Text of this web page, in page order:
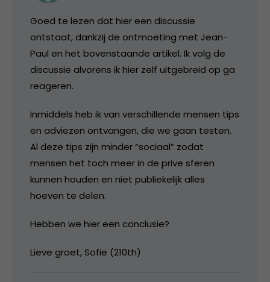
Goed te lezen dat hier een discussie
ontstaat, dankzij de ontmoeting met Jean-
Paul en het bovenstaande artikel. Ik volg de
discussie alvorens ik hier zelf uitgebreid op ga
reageren.
Inmiddels heb ik van verschillende mensen tips
en adviezen ontvangen, die we gaan testen.
Al deze tips zijn minder “sociaal” zodat
mensen het toch meer in de prive sferen
kunnen houden en niet publiekelijk alles
hoeven te delen.
Hebben we hier een conclusie?
Lieve groet, Sofie (210th)